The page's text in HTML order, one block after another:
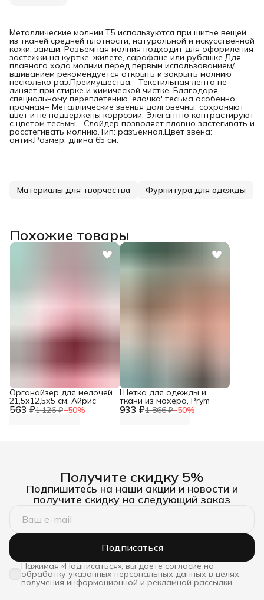
Металлические молнии T5 используются при шитье вещей
из тканей средней плотности, натуральной и искусственной
кожи, замши. Разъемная молния подходит для оформления
застежки на куртке, жилете, сарафане или рубашке.Для
плавного хода молнии перед первым использованием/
вшиванием рекомендуется открыть и закрыть молнию
несколько раз.Преимущества:– Текстильная лента не
линяет при стирке и химической чистке. Благодаря
специальному переплетению 'елочка' тесьма особенно
прочная.– Металлические звенья долговечны, сохраняют
цвет и не подвержены коррозии. Элегантно контрастируют
с цветом тесьмы.– Слайдер позволяет плавно застегивать и
расстегивать молнию.Тип: разъемная.Цвет звена:
антик.Размер: длина 65 см.
Материалы для творчества Фурнитура для одежды
Похожие товары
563 ₽1 126 ₽−50%
Органайзер для мелочей
21,5х12,5х5 см, Айрис
933 ₽1 866 ₽−50%
Щетка для одежды и
ткани из мохера, Prym
Получите скидку 5%
Подпишитесь на наши акции и новости и
получите скидку на следующий заказ
Подписаться
Нажимая «Подписаться», вы даете согласие на
обработку указанных персональных данных в целях
получения информационной и рекламной рассылки